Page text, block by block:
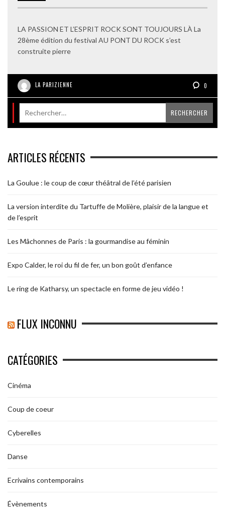
LA PASSION ET L’ESPRIT ROCK SONT TOUJOURS LÀ La
28ème édition du festival AU PONT DU ROCK s’est
construite pierre
LA PARIZIENNE 0
ARTICLES RÉCENTS
La Goulue : le coup de cœur théâtral de l’été parisien
La version interdite du Tartuffe de Molière, plaisir de la langue et
de l’esprit
Les Mâchonnes de Paris : la gourmandise au féminin
Expo Calder, le roi du fil de fer, un bon goût d’enfance
Le ring de Katharsy, un spectacle en forme de jeu vidéo !
FLUX INCONNU
CATÉGORIES
Cinéma
Coup de coeur
Cyberelles
Danse
Ecrivains contemporains
Évènements